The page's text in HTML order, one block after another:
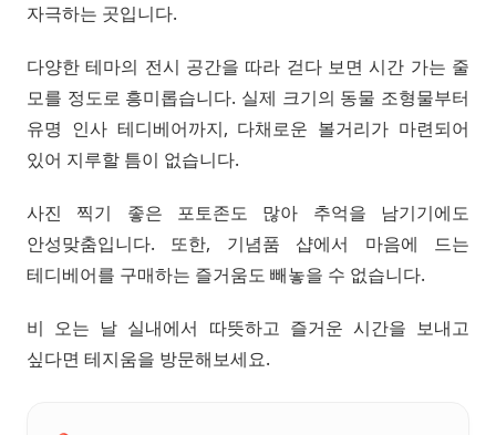
자극하는 곳입니다.
다양한 테마의 전시 공간을 따라 걷다 보면 시간 가는 줄
모를 정도로 흥미롭습니다. 실제 크기의 동물 조형물부터
유명 인사 테디베어까지, 다채로운 볼거리가 마련되어
있어 지루할 틈이 없습니다.
사진 찍기 좋은 포토존도 많아 추억을 남기기에도
안성맞춤입니다. 또한, 기념품 샵에서 마음에 드는
테디베어를 구매하는 즐거움도 빼놓을 수 없습니다.
비 오는 날 실내에서 따뜻하고 즐거운 시간을 보내고
싶다면 테지움을 방문해보세요.